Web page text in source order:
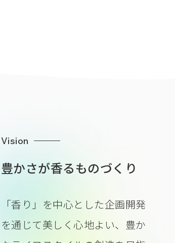
Vision
豊かさが香るものづくり
「香り」を中心とした企画開発
を通じて美しく心地よい、豊か